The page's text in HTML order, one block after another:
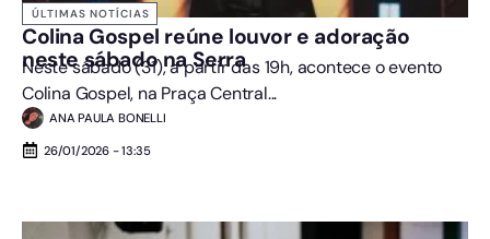
ÚLTIMAS NOTÍCIAS
Colina Gospel reúne louvor e adoração
neste sábado na Serra
Neste sábado (31), a partir das 19h, acontece o evento
Colina Gospel, na Praça Central...
ANA PAULA BONELLI
26/01/2026 - 13:35